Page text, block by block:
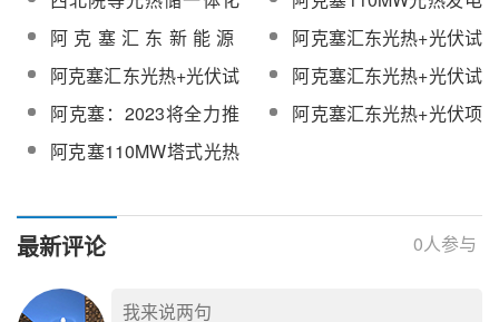
全力做好2023重点工作
及项目规划
高，应用场景多，发展
潜力大
项目荣获电力行业优秀
工程咨询成果二等奖
项目最新动态披露
阿克塞汇东新能源
110MW光热发电项目调
温熔盐泵、除氧器中标
公示
阿克塞汇东光热+光伏试
点项目设备监造、工程
造价服务公开招标
阿克塞汇东光热+光伏试
点项目设备监造招标
阿克塞汇东光热+光伏试
点项目工程造价招标
阿克塞：2023将全力推
进汇东75万千瓦“光热+”
项目！
阿克塞汇东光热+光伏项
阿克塞110MW塔式光热
最新评论 0人参与